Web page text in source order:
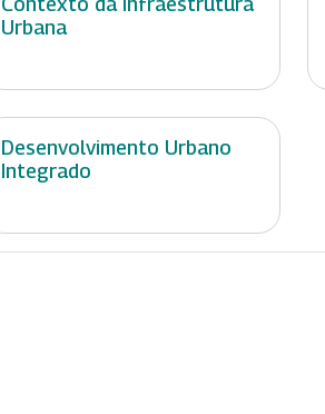
Urbana
Desenvolvimento Urbano
Integrado